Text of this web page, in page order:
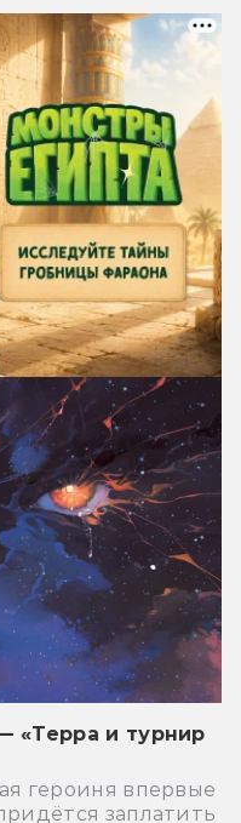
«Терра и турнир
героиня впервые
заплатить